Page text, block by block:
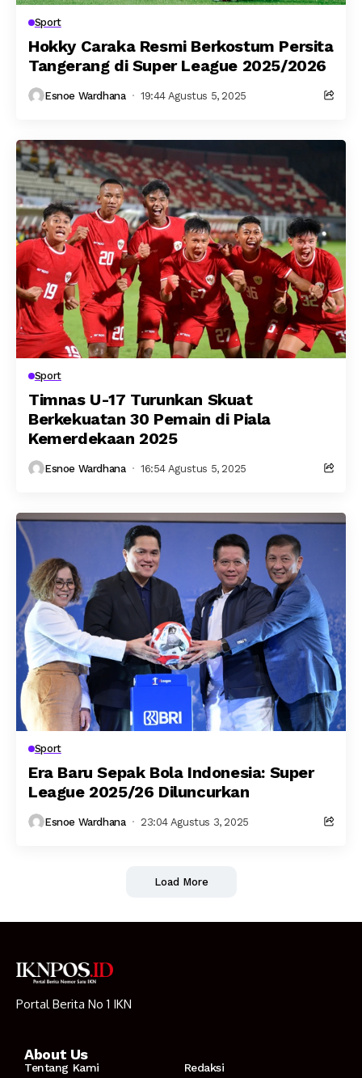
Sport
Hokky Caraka Resmi Berkostum Persita
Tangerang di Super League 2025/2026
Esnoe Wardhana 19:44 Agustus 5, 2025
Sport
Timnas U-17 Turunkan Skuat
Berkekuatan 30 Pemain di Piala
Kemerdekaan 2025
Esnoe Wardhana 16:54 Agustus 5, 2025
Sport
Era Baru Sepak Bola Indonesia: Super
League 2025/26 Diluncurkan
Esnoe Wardhana 23:04 Agustus 3, 2025
Load More
Portal Berita No 1 IKN
About Us
Tentang Kami Redaksi